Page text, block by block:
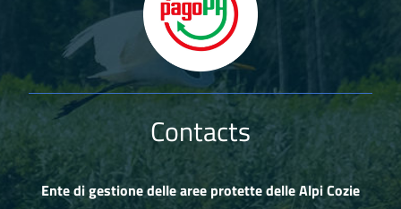
Contacts
Ente di gestione delle aree protette delle Alpi Cozie